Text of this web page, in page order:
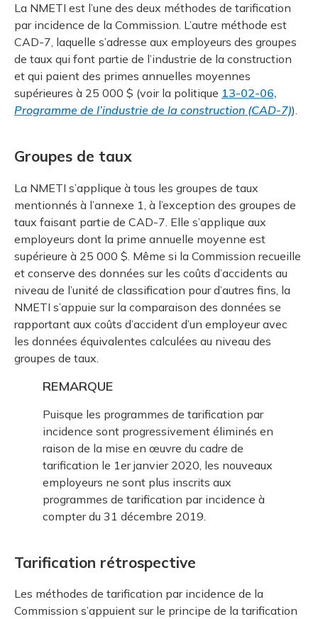
La NMETI est l’une des deux méthodes de tarification
par incidence de la Commission. L’autre méthode est
CAD-7, laquelle s’adresse aux employeurs des groupes
de taux qui font partie de l’industrie de la construction
et qui paient des primes annuelles moyennes
supérieures à 25 000 $ (voir la politique 13-02-06,
Programme de l’industrie de la construction (CAD-7)).
Groupes de taux
La NMETI s’applique à tous les groupes de taux
mentionnés à l’annexe 1, à l’exception des groupes de
taux faisant partie de CAD-7. Elle s’applique aux
employeurs dont la prime annuelle moyenne est
supérieure à 25 000 $. Même si la Commission recueille
et conserve des données sur les coûts d’accidents au
niveau de l’unité de classification pour d’autres fins, la
NMETI s’appuie sur la comparaison des données se
rapportant aux coûts d’accident d’un employeur avec
les données équivalentes calculées au niveau des
groupes de taux.
REMARQUE
Puisque les programmes de tarification par
incidence sont progressivement éliminés en
raison de la mise en œuvre du cadre de
tarification le 1er janvier 2020, les nouveaux
employeurs ne sont plus inscrits aux
programmes de tarification par incidence à
compter du 31 décembre 2019.
Tarification rétrospective
Les méthodes de tarification par incidence de la
Commission s’appuient sur le principe de la tarification